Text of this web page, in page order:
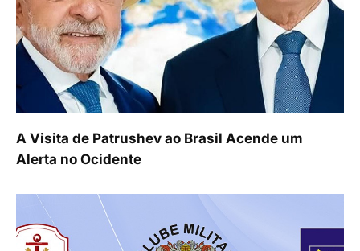
A Visita de Patrushev ao Brasil Acende um
Alerta no Ocidente